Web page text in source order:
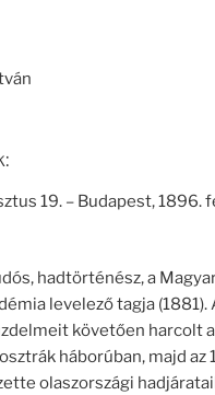
19. – Budapest, 1896.
hadtörténész, a
levelező tagja (1881).
követően harcolt
háborúban, majd az
olaszországi